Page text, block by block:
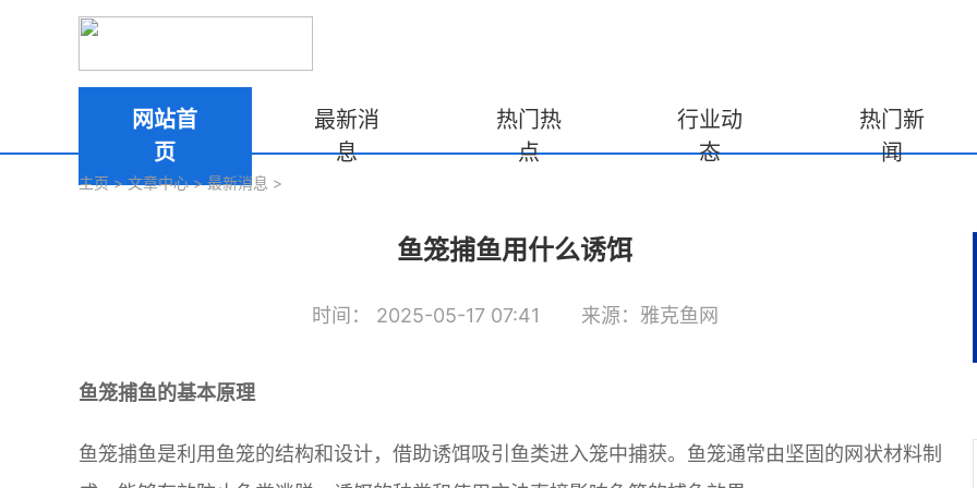
网站首
页
最新消
息
热门热
点
行业动
态
热门新
闻
主页>文章中心>最新消息 >
鱼笼捕鱼用什么诱饵
时间： 2025-05-17 07:41 来源：雅克鱼网
鱼笼捕鱼的基本原理
鱼笼捕鱼是利用鱼笼的结构和设计，借助诱饵吸引鱼类进入笼中捕获。鱼笼通常由坚固的网状材料制